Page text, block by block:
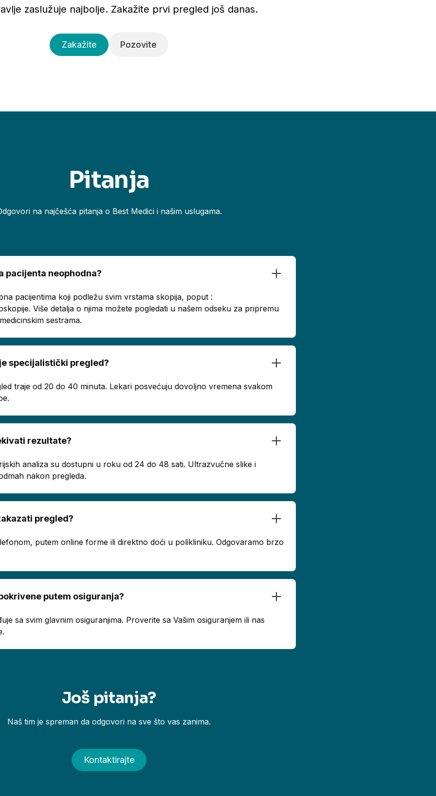
zaslužuje najbolje. Zakažite prvi pregled još danas.
Zakažite Pozovite
Pitanja
na najčešća pitanja o Best Medici i našim uslugama.
pacijenta neophodna?
pacijentima koji podležu svim vrstama skopija, poput :
Više detalja o njima možete pogledati u našem odseku za pripremu
sestrama.
specijalistički pregled?
traje od 20 do 40 minuta. Lekari posvećuju dovoljno vremena svakom
rezultate?
analiza su dostupni u roku od 24 do 48 sati. Ultrazvučne slike i
nakon pregleda.
pregled?
putem online forme ili direktno doći u polikliniku. Odgovaramo brzo
putem osiguranja?
sa svim glavnim osiguranjima. Proverite sa Vašim osiguranjem ili nas
Još pitanja?
Naš tim je spreman da odgovori na sve što vas zanima.
Kontaktirajte